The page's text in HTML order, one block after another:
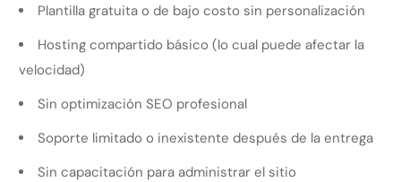
Plantilla gratuita o de bajo costo sin personalización
Hosting compartido básico (lo cual puede afectar la
velocidad)
Sin optimización SEO profesional
Soporte limitado o inexistente después de la entrega
Sin capacitación para administrar el sitio